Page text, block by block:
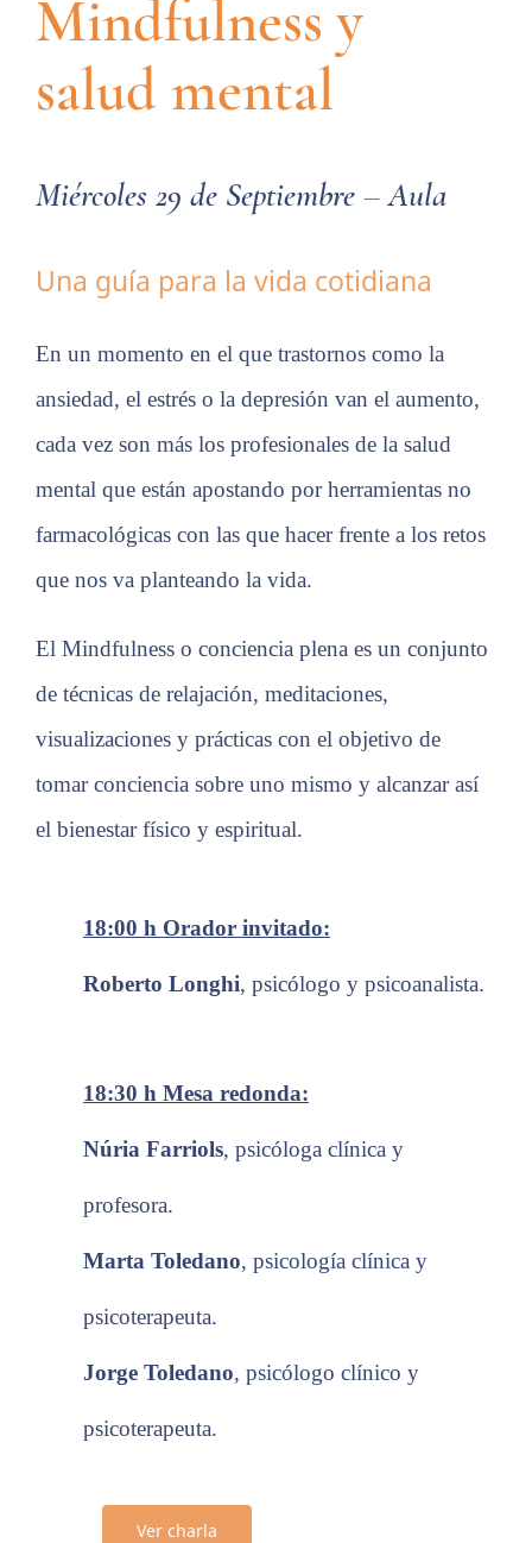
Mindfulness y
salud mental
Miércoles 29 de Septiembre – Aula
Una guía para la vida cotidiana
En un momento en el que trastornos como la
ansiedad, el estrés o la depresión van el aumento,
cada vez son más los profesionales de la salud
mental que están apostando por herramientas no
farmacológicas con las que hacer frente a los retos
que nos va planteando la vida.
El Mindfulness o conciencia plena es un conjunto
de técnicas de relajación, meditaciones,
visualizaciones y prácticas con el objetivo de
tomar conciencia sobre uno mismo y alcanzar así
el bienestar físico y espiritual.
18:00 h Orador invitado:
Roberto Longhi, psicólogo ypsicoanalista.
18:30 h Mesa redonda:
Núria Farriols, psicóloga clínica y
profesora.
Marta Toledano, psicología clínica y
psicoterapeuta.
Jorge Toledano, psicólogo clínico y
psicoterapeuta.
Ver charla